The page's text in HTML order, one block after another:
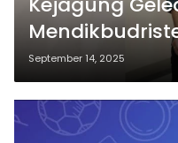
Kasus Korupsi
September 14, 2025